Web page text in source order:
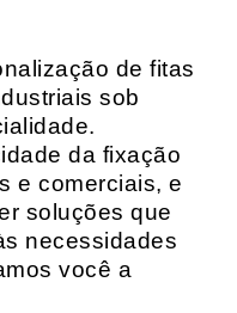
de fitas
sob
da fixação
e comerciais, e
soluções que
necessidades
você a